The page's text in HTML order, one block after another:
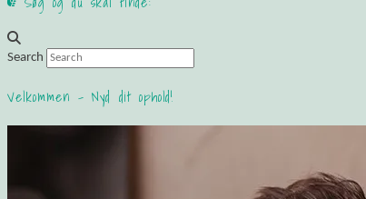
Search
Velkommen – Nyd dit ophold!